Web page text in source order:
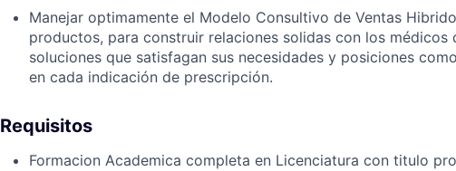
Manejar optimamente el Modelo Consultivo de Ventas
productos, para construir relaciones solidas con los médicos
soluciones que satisfagan sus necesidades y posiciones
en cada indicación de prescripción.
Requisitos
Formacion Academica completa en Licenciatura con titulo